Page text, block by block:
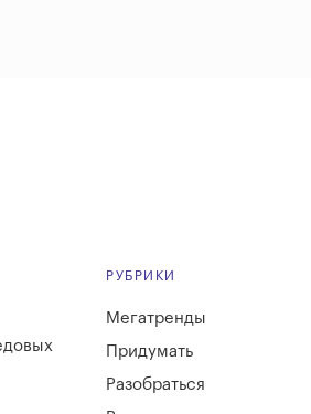
РУБРИКИ
Мегатренды
Придумать
Разобраться